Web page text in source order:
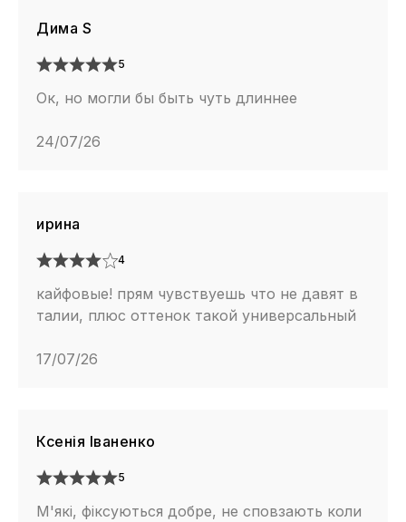
Дима S
5
Ок, но могли бы быть чуть длиннее
24/07/26
ирина
4
кайфовые! прям чувствуешь что не давят в
талии, плюс оттенок такой универсальный
17/07/26
Ксенія Іваненко
5
М'які, фіксуються добре, не сповзають коли